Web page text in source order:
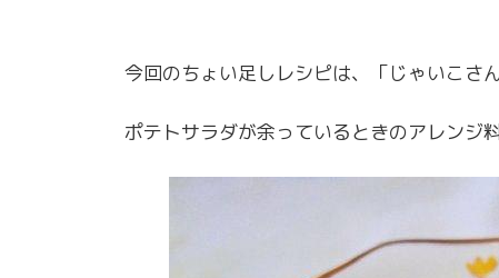
今回のちょい足しレシピは、「じゃいこさ
ポテトサラダが余っているときのアレンジ